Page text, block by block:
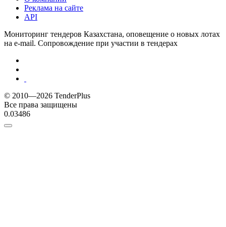
Реклама на сайте
API
Мониторинг тендеров Казахстана, оповещение о новых лотах
на e-mail. Сопровождение при участии в тендерах
© 2010—2026 TenderPlus
Все права защищены
0.03486